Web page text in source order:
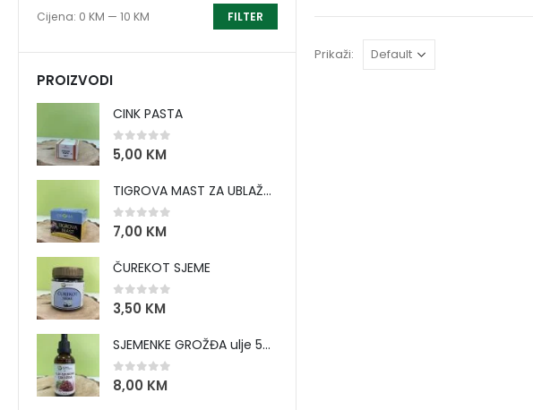
Prikaži:
FILTER
Cijena: 0 KM — 10 KM
PROIZVODI
CINK PASTA
0 out of 5
5,00 KM
TIGROVA MAST ZA UBLAŽAVANJE BOLOVA I ZAGRIJAVANJE MIŠIĆA
0 out of 5
7,00 KM
ČUREKOT SJEME
0 out of 5
3,50 KM
SJEMENKE GROŽĐA ulje 50 ml
0 out of 5
8,00 KM